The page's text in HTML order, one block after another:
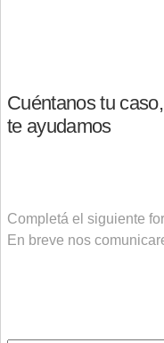
Cuéntanos tu caso,
te ayudamos
Completá el siguiente
En breve nos